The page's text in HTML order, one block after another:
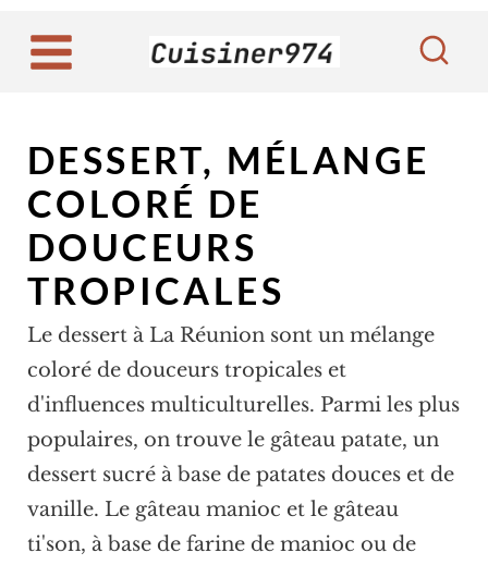
DESSERT, MÉLANGE
COLORÉ DE
DOUCEURS
TROPICALES
Le dessert à La Réunion sont un mélange
coloré de douceurs tropicales et
d'influences multiculturelles. Parmi les plus
populaires, on trouve le gâteau patate, un
dessert sucré à base de patates douces et de
vanille. Le gâteau manioc et le gâteau
ti'son, à base de farine de manioc ou de